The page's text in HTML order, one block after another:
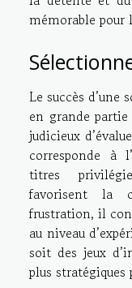
mémorable pour
Le succès d’une
en grande
judicieux
corresponde à
titres
favorisent la
frustration, il
au niveau
soit des jeux
plus stratégiques